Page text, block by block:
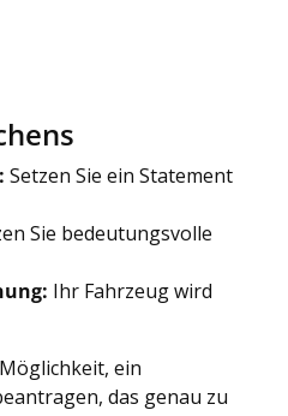
Setzen Sie ein Statement
Sie bedeutungsvolle
Ihr Fahrzeug wird
ein
das genau zu